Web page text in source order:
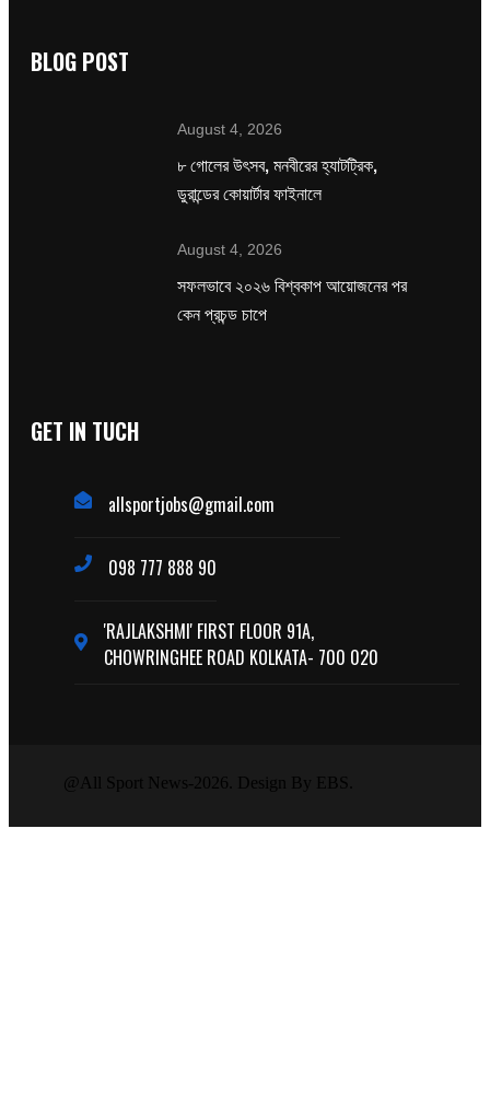
BLOG POST
August 4, 2026
৮ গোলের উৎসব, মনবীরের হ্যাটট্রিক,
ডুরান্ডের কোয়ার্টার ফাইনালে
August 4, 2026
সফলভাবে ২০২৬ বিশ্বকাপ আয়োজনের পর
কেন প্রচন্ড চাপে
GET IN TUCH
allsportjobs@gmail.com
098 777 888 90
'RAJLAKSHMI' FIRST FLOOR 91A,
CHOWRINGHEE ROAD KOLKATA- 700 020
@All Sport News-2026. Design By EBS.